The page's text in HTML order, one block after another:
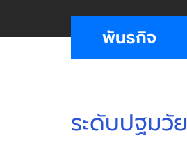
พันธกิจ
ระดับปฐมวัย